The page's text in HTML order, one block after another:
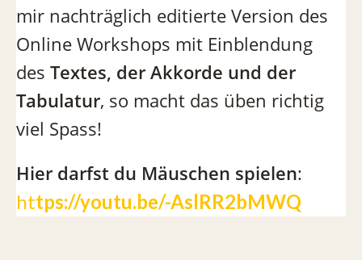
mir nachträglich editierte Version des
Online Workshops mit Einblendung
des Textes, der Akkorde und der
Tabulatur, so macht das üben richtig
viel Spass!
Hier darfst du Mäuschen spielen:
https://youtu.be/-AslRR2bMWQ